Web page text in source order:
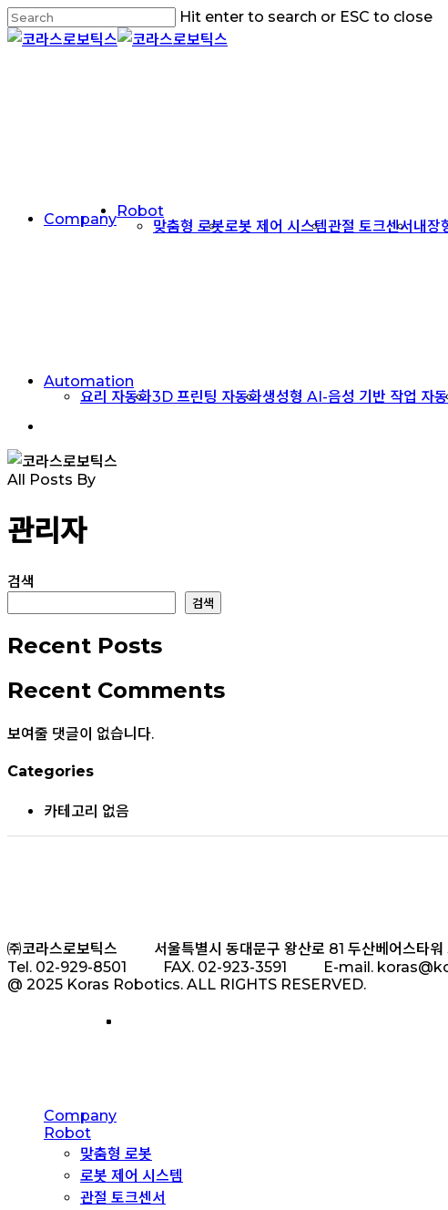
Skip
to
main
Hit enter to search or ESC to close
Close
Search
CompanyRobot
맞춤형 로봇로봇 제어 시스템관절 토크센서 내장
Automation
요리 자동화3D 프린팅 자동화생성형 AI-음성 기반 작업 자
All Posts By
관리자
검색
검색
Recent Posts
Recent Comments
보여줄 댓글이 없습니다.
Categories
카테고리 없음
㈜코라스로보틱스
서울특별시 동대문구 왕산로 81 두산베어스타워
Tel. 02-929-8501
FAX. 02-923-3591
E-mail.
@ 2025 Koras Robotics. ALL RIGHTS RESERVED.
Close
Menu
Company
Robot
맞춤형 로봇
로봇 제어 시스템
관절 토크센서